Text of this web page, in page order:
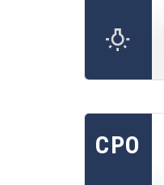
СРО